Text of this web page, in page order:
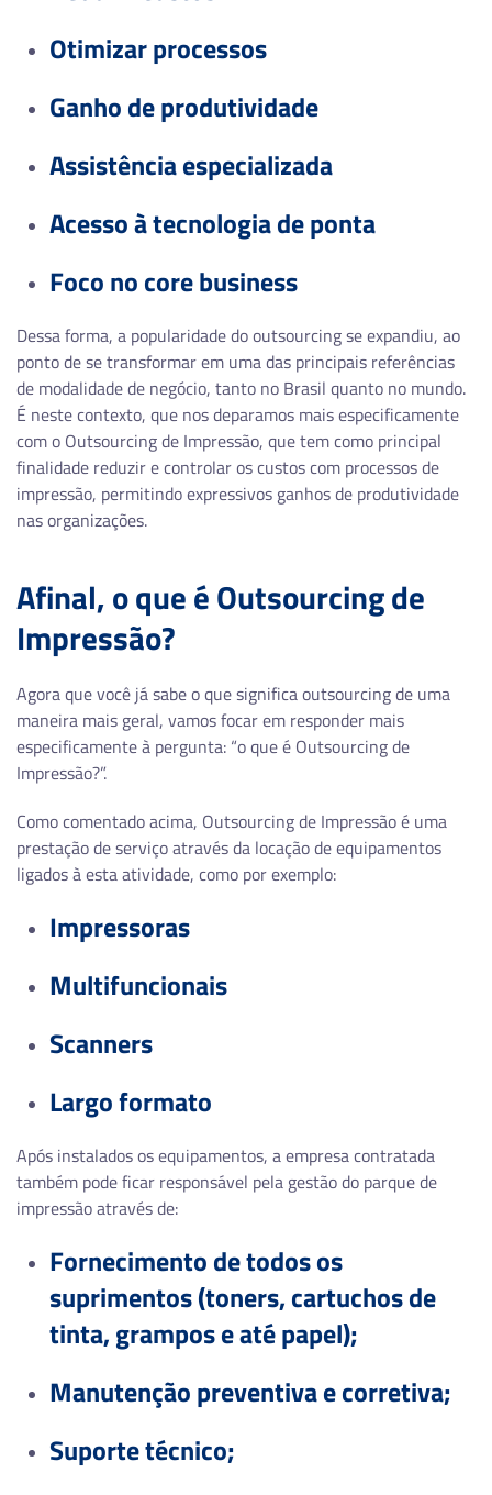
Otimizar processos
Ganho de produtividade
Assistência especializada
Acesso à tecnologia de ponta
Foco no core business
Dessa forma, a popularidade do outsourcing se expandiu, ao
ponto de se transformar em uma das principais referências
de modalidade de negócio, tanto no Brasil quanto no mundo.
É neste contexto, que nos deparamos mais especificamente
com o Outsourcing de Impressão, que tem como principal
finalidade reduzir e controlar os custos com processos de
impressão, permitindo expressivos ganhos de produtividade
nas organizações.
Afinal, o que é Outsourcing de
Impressão?
Agora que você já sabe o que significa outsourcing de uma
maneira mais geral, vamos focar em responder mais
especificamente à pergunta: “o que é Outsourcing de
Impressão?”.
Como comentado acima, Outsourcing de Impressão é uma
prestação de serviço através da locação de equipamentos
ligados à esta atividade, como por exemplo:
Impressoras
Multifuncionais
Scanners
Largo formato
Após instalados os equipamentos, a empresa contratada
também pode ficar responsável pela gestão do parque de
impressão através de:
Fornecimento de todos os
suprimentos (toners, cartuchos de
tinta, grampos e até papel);
Manutenção preventiva e corretiva;
Suporte técnico;